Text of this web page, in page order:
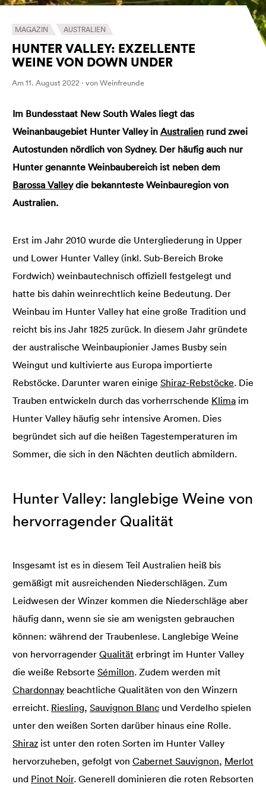
MAGAZIN AUSTRALIEN
HUNTER VALLEY: EXZELLENTE
WEINE VON DOWN UNDER
Am 11. August 2022 · von Weinfreunde
Im Bundesstaat New South Wales liegt das
Weinanbaugebiet Hunter Valley in Australien rund zwei
Autostunden nördlich von Sydney. Der häufig auch nur
Hunter genannte Weinbaubereich ist neben dem
Barossa Valleydie bekannteste Weinbauregion von
Australien.
Erst im Jahr 2010 wurde die Untergliederung in Upper
und Lower Hunter Valley (inkl. Sub-Bereich Broke
Fordwich) weinbautechnisch offiziell festgelegt und
hatte bis dahin weinrechtlich keine Bedeutung. Der
Weinbau im Hunter Valley hat eine große Tradition und
reicht bis ins Jahr 1825 zurück. In diesem Jahr gründete
der australische Weinbaupionier James Busby sein
Weingut und kultivierte aus Europa importierte
Rebstöcke. Darunter waren einige Shiraz-Rebstöcke. Die
Trauben entwickeln durch das vorherrschende Klima im
Hunter Valley häufig sehr intensive Aromen. Dies
begründet sich auf die heißen Tagestemperaturen im
Sommer, die sich in den Nächten deutlich abmildern.
Hunter Valley: langlebige Weine von
hervorragender Qualität
Insgesamt ist es in diesem Teil Australien heiß bis
gemäßigt mit ausreichenden Niederschlägen. Zum
Leidwesen der Winzer kommen die Niederschläge aber
häufig dann, wenn sie sie am wenigsten gebrauchen
können: während der Traubenlese. Langlebige Weine
von hervorragender Qualität erbringt im Hunter Valley
die weiße Rebsorte Sémillon. Zudem werden mit
Chardonnay beachtliche Qualitäten von den Winzern
erreicht. Riesling, Sauvignon Blanc und Verdelho spielen
unter den weißen Sorten darüber hinaus eine Rolle.
Shiraz ist unter den roten Sorten im Hunter Valley
hervorzuheben, gefolgt von Cabernet Sauvignon, Merlot
und Pinot Noir. Generell dominieren die roten Rebsorten